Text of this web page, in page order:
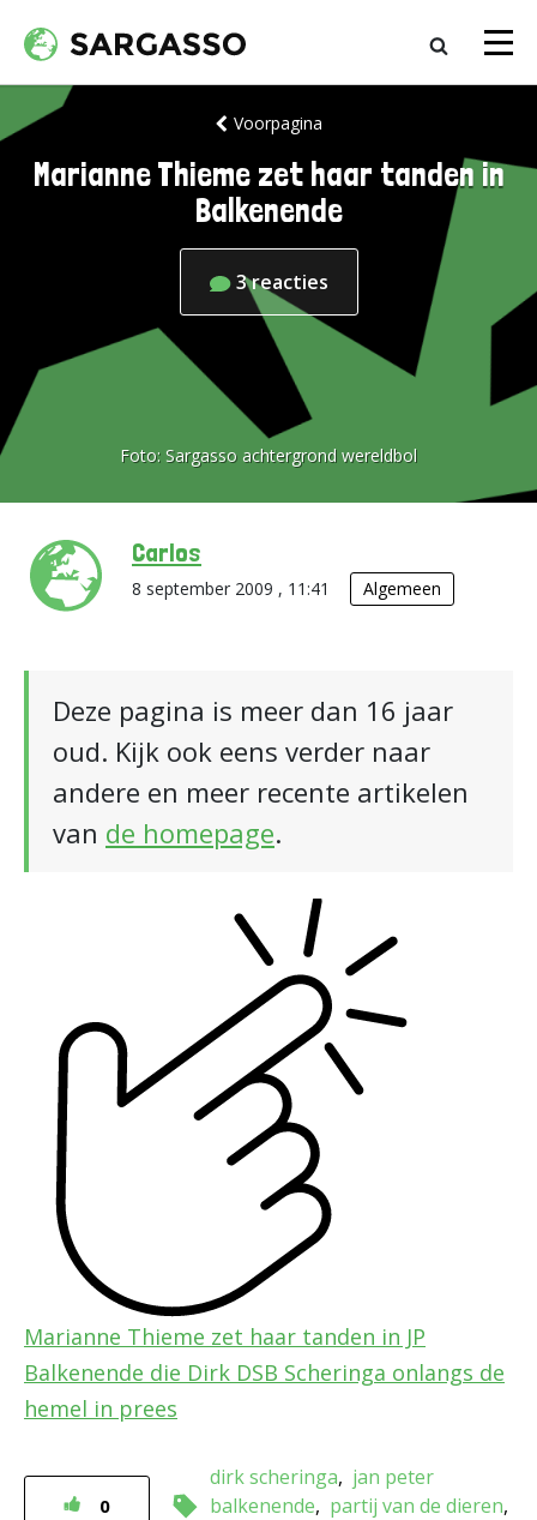
Voorpagina
Marianne Thieme zet haar tanden in
Balkenende
3reacties
Foto: Sargasso achtergrond wereldbol
Carlos
8 september 2009 , 11:41 Algemeen
Deze pagina is meer dan 16 jaar
oud. Kijk ook eens verder naar
andere en meer recente artikelen
van de homepage.
Marianne Thieme zet haar tanden in JP
Balkenende die Dirk DSB Scheringa onlangs de
hemel in prees
0
dirk scheringa
jan peter
balkenende
partij van de dieren